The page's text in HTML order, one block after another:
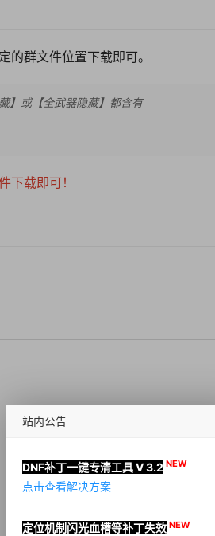
的群文件位置下载即可。
】或【全武器隐藏】都含有
下载即可！
站内公告
DNF补丁一键专清工具 V 3.2 NEW
点击查看解决方案
定位机制闪光血槽等补丁失效 NEW